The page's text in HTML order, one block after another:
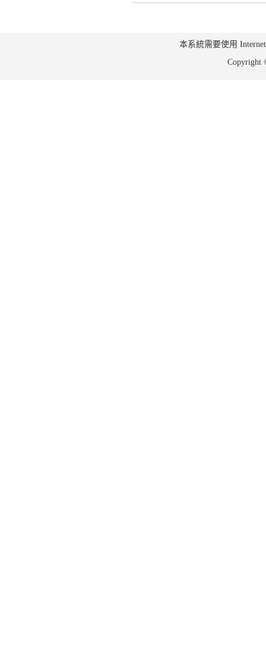
本系統需要使用
Copyright